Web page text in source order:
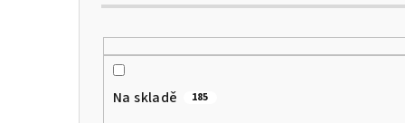
Na skladě 185